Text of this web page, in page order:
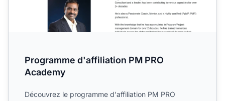
Programme d'affiliation PM PRO
Academy
Découvrez le programme d'affiliation PM PRO